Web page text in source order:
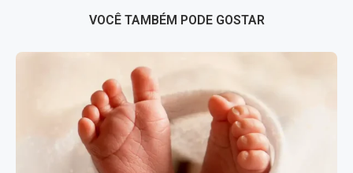
VOCÊ TAMBÉM PODE GOSTAR